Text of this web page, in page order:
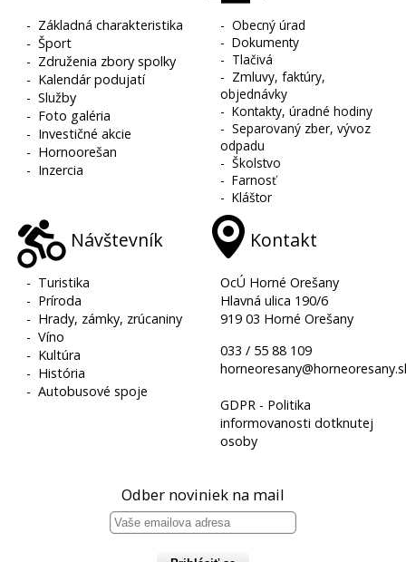
- Základná charakteristika
-Šport
- Združenia zbory spolky
- Kalendár podujatí
-Služby
- Foto galéria
- Investičné akcie
- Hornoorešan
- Inzercia
-Obecný úrad
-Dokumenty
- Tlačivá
- Zmluvy, faktúry,
objednávky
-Kontakty, úradné hodiny
-Separovaný zber, vývoz
odpadu
-Školstvo
-Farnosť
-Kláštor
Návštevník
- Turistika
- Príroda
- Hrady, zámky, zrúcaniny
-Víno
- Kultúra
- História
-Autobusové spoje
Kontakt
OcÚ Horné Orešany
Hlavná ulica 190/6
919 03 Horné Orešany
033 / 55 88 109
GDPR - Politika
informovanosti dotknutej
osoby
Odber noviniek na mail